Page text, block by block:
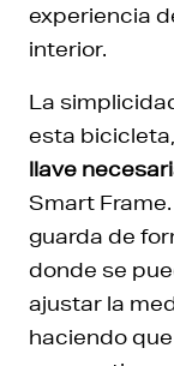
experiencia
interior.
La
esta
llave
Smart
guarda de
donde se
ajustar la
haciendo